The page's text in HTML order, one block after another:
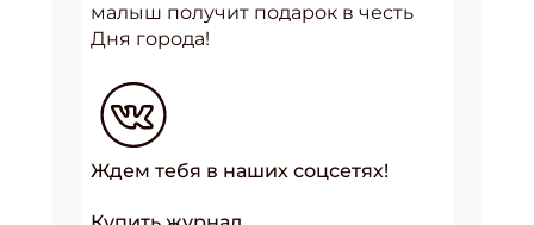
малыш получит подарок в честь
Дня города!
Ждем тебя в наших соцсетях!